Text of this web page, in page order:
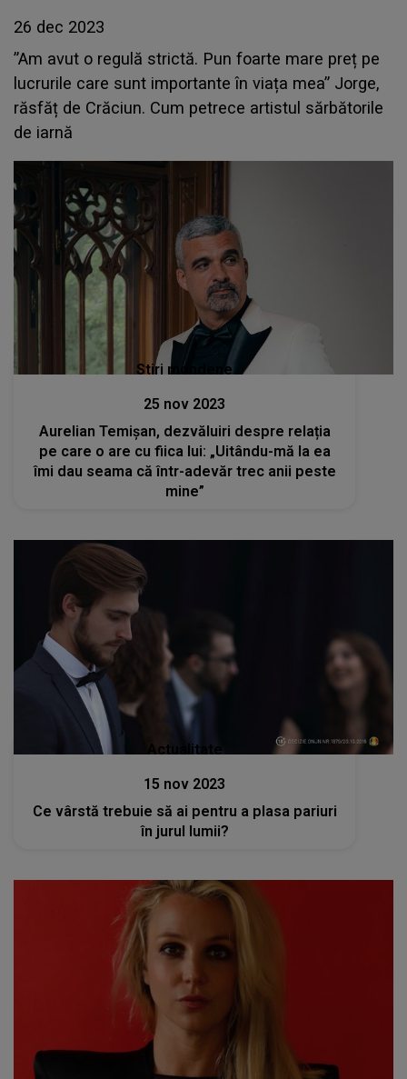
26 dec 2023
”Am avut o regulă strictă. Pun foarte mare preț pe
lucrurile care sunt importante în viața mea” Jorge,
răsfăț de Crăciun. Cum petrece artistul sărbătorile
de iarnă
Stiri mondene
25 nov 2023
Aurelian Temișan, dezvăluiri despre relația
pe care o are cu fiica lui: „Uitându-mă la ea
îmi dau seama că într-adevăr trec anii peste
mine”
Actualitate
15 nov 2023
Ce vârstă trebuie să ai pentru a plasa pariuri
în jurul lumii?